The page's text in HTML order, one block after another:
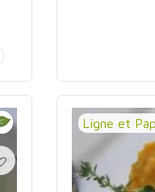
Ligne et